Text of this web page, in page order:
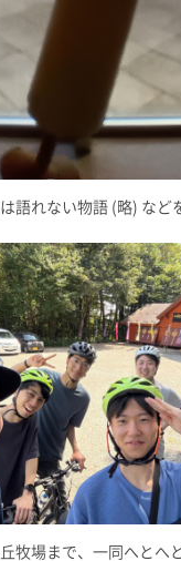
語れない物語 (略) な
牧場まで、一同へとへ